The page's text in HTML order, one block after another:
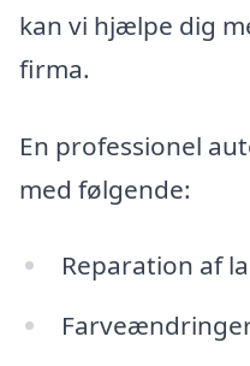
kan vi hjælpe dig
firma.
En professionel
med følgende:
Reparation af